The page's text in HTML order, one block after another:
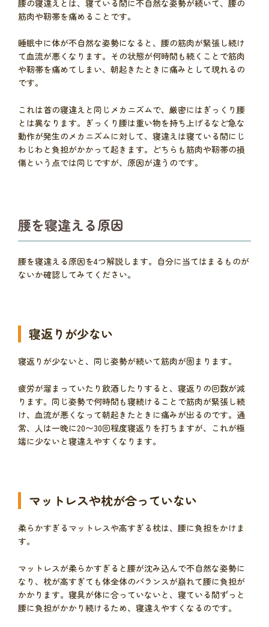
腰の寝違えとは、寝ている間に不自然な姿勢が続いて、腰の
筋肉や靭帯を痛めることです。
睡眠中に体が不自然な姿勢になると、腰の筋肉が緊張し続け
て血流が悪くなります。その状態が何時間も続くことで筋肉
や靭帯を痛めてしまい、朝起きたときに痛みとして現れるの
です。
これは首の寝違えと同じメカニズムで、厳密にはぎっくり腰
とは異なります。ぎっくり腰は重い物を持ち上げるなど急な
動作が発生のメカニズムに対して、寝違えは寝ている間にじ
わじわと負担がかかって起きます。どちらも筋肉や靭帯の損
傷という点では同じですが、原因が違うのです。
腰を寝違える原因
腰を寝違える原因を4つ解説します。自分に当てはまるものが
ないか確認してみてください。
寝返りが少ない
寝返りが少ないと、同じ姿勢が続いて筋肉が固まります。
疲労が溜まっていたり飲酒したりすると、寝返りの回数が減
ります。同じ姿勢で何時間も寝続けることで筋肉が緊張し続
け、血流が悪くなって朝起きたときに痛みが出るのです。通
常、人は一晩に20〜30回程度寝返りを打ちますが、これが極
端に少ないと寝違えやすくなります。
マットレスや枕が合っていない
柔らかすぎるマットレスや高すぎる枕は、腰に負担をかけま
す。
マットレスが柔らかすぎると腰が沈み込んで不自然な姿勢に
なり、枕が高すぎても体全体のバランスが崩れて腰に負担が
かかります。寝具が体に合っていないと、寝ている間ずっと
腰に負担がかかり続けるため、寝違えやすくなるのです。